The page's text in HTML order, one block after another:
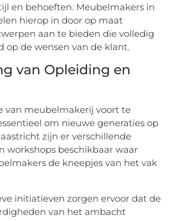
en behoeften. Meubelmakers in
hierop in door op maat
aan te bieden die volledig
op de wensen van de klant.
van Opleiding en
van meubelmakerij voort te
om nieuwe generaties op
zijn er verschillende
workshops beschikbaar waar
de kneepjes van het vak
initiatieven zorgen ervoor dat de
van het ambacht